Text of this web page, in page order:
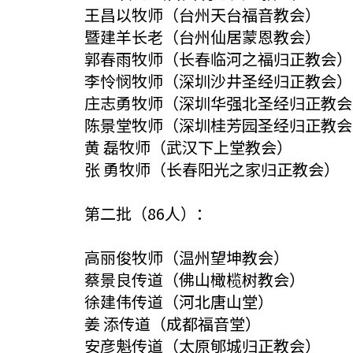
王昌以牧师（台州天台福音教会）
暨建羊长老（台州仙居蒙恩教会）
郭春雨牧师（长春临河之福归正教会）
李怜悯牧师（深圳沙井圣经归正教会）
庄志勇牧师（深圳华强北圣经归正教
陈景堂牧师（深圳桂芳园圣经归正教
黄 磊牧师（武汉下上堂教会）
张 勇牧师（长春阳光之家归正教会）
第二批（86人）：
高丽俊牧师（温州望坤教会）
蔡景良传道（佛山橄榄树教会）
徐建伟传道（河北唐山堂）
姜 添传道（成都福音堂）
安彦魁传道（太原郇城归正教会）